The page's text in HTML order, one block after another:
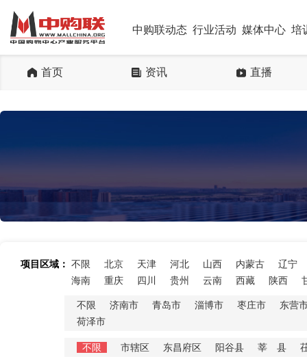
中购联动态 行业活动 媒体中心 培
首页 资讯 直播
项目区域： 不限 北京 天津 河北 山西 内蒙古
辽宁
海南
重庆 四川 贵州 云南 西藏 陕西
不限 济南市 青岛市 淄博市 枣庄市
东营
荷泽市
不限 市辖区 东昌府区 阳谷县 莘 县